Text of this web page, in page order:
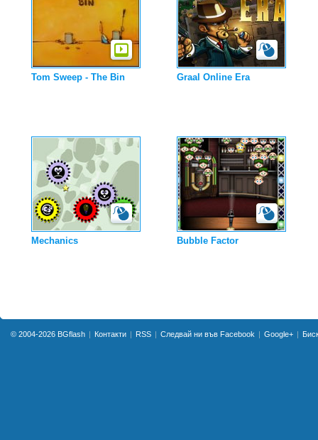
Tom Sweep - The Bin Graal Online Era
Mechanics Bubble Factor
© 2004-2026 BGflash Контакти RSS Следвай ни във Facebook Google+